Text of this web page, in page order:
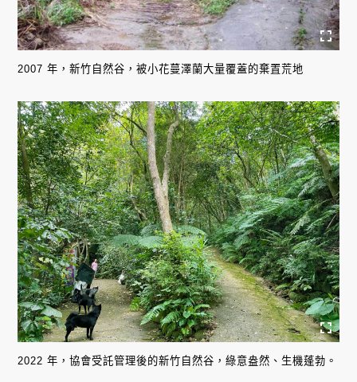
2007 年，新竹自然谷，被小花蔓澤蘭大量覆蓋的棄置荒地
2022 年，協會受託管理後的新竹自然谷，綠意盎然、生機蓬勃。